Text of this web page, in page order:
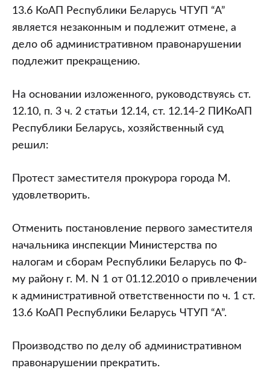
13.6 КоАП Республики Беларусь ЧТУП “А”
является незаконным и подлежит отмене, а
дело об административном правонарушении
подлежит прекращению.
На основании изложенного, руководствуясь ст.
12.10, п. 3 ч. 2 статьи 12.14, ст. 12.14-2 ПИКоАП
Республики Беларусь, хозяйственный суд
решил:
Протест заместителя прокурора города М.
удовлетворить.
Отменить постановление первого заместителя
начальника инспекции Министерства по
налогам и сборам Республики Беларусь по Ф-
му району г. М. N 1 от 01.12.2010 о привлечении
к административной ответственности по ч. 1 ст.
13.6 КоАП Республики Беларусь ЧТУП “А”.
Производство по делу об административном
правонарушении прекратить.